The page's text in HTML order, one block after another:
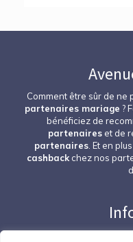
Comment être sûr de ne
partenaires mariage ?
bénéficiez de
partenaireset de
partenaires . Et en
cashbackchez nos